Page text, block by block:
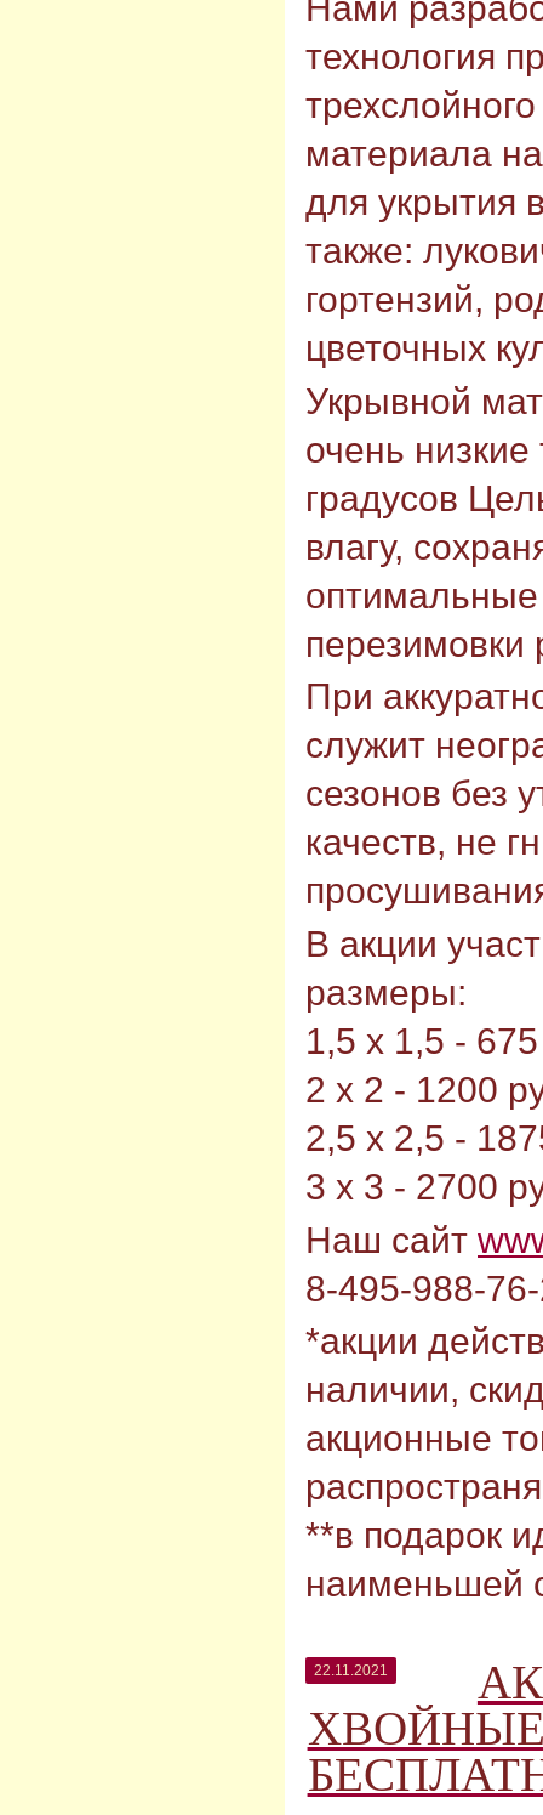
технология
материала
для укрытия
также:
гортензий,
цветочных
Укрывной
очень
градусов
влагу,
перезимовки
При
служит
сезонов без
качеств, не
В акции
размеры:
1,5 х 1,5 -
2 х 2 - 1200
2,5 х 2,5 -
3 х 3 - 2700
Наш сайт
8-495-988-
*акции
наличии,
акционные
**в подарок
наименьшей
22.11.2021